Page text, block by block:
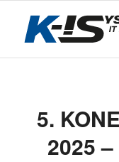
5.
2025